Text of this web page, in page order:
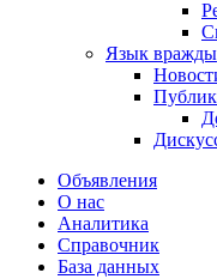
Язык вражды
Объявления
О нас
Аналитика
Справочник
База данных